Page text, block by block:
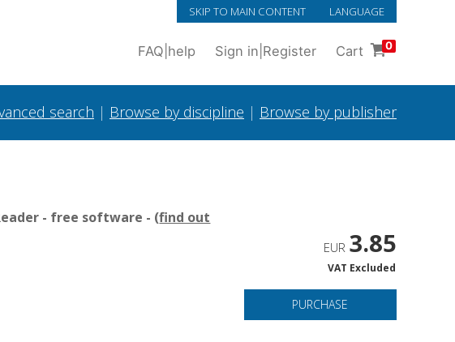
SKIP TO MAIN CONTENT LANGUAGE
FAQ help Sign in Register Cart 0
search | Browse by discipline | Browse by publisher
- free software - (find out
EUR 3.85
VAT Excluded
PURCHASE